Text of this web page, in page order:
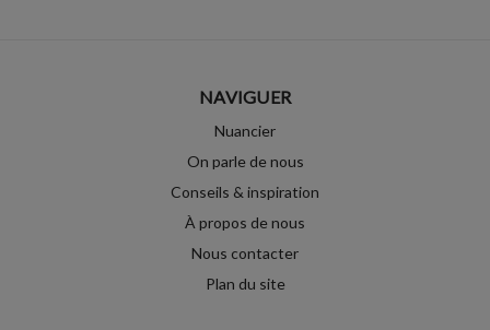
NAVIGUER
Nuancier
On parle de nous
Conseils & inspiration
À propos de nous
Nous contacter
Plan du site